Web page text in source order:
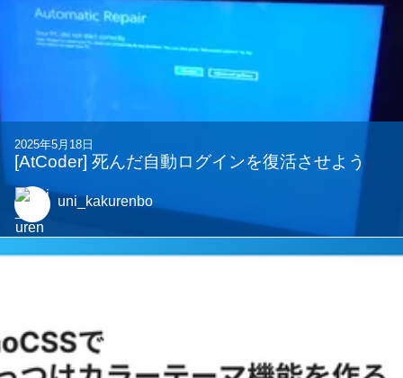
2025年5月18日
[AtCoder] 死んだ自動ログインを復活させよう
uni_kakurenbo